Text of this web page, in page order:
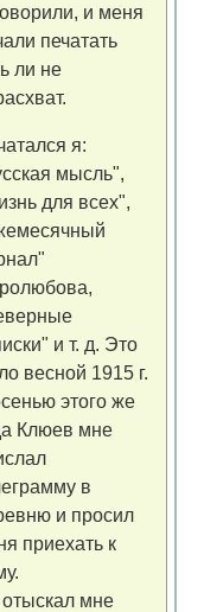
и меня
печатать
ли не
я:
мысль",
для всех",
и т. д. Это
весной 1915 г.
этого же
Клюев мне
в
и просил
приехать к
мне